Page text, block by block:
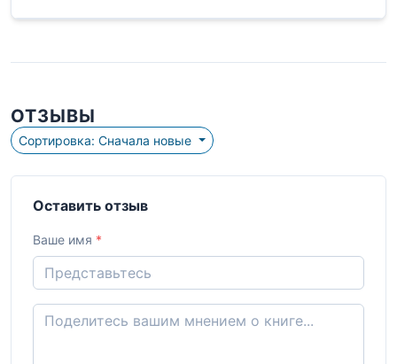
ОТЗЫВЫ
Сортировка: Сначала новые
Оставить отзыв
Ваше имя *